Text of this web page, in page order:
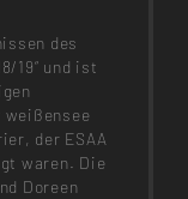
des
19“ und ist
weißensee
der ESAA
waren. Die
Doreen